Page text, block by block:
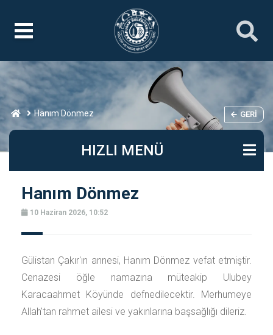
Hanım Dönmez GERI
HIZLI MENÜ
Hanım Dönmez
10 Haziran 2026, 10:52
Gülistan Çakır'ın annesi, Hanım Dönmez vefat etmiştir.
Cenazesi öğle namazına müteakip Ulubey
Karacaahmet Köyünde defnedilecektir. Merhumeye
Allah'tan rahmet ailesi ve yakınlarına başsağlığı dileriz.